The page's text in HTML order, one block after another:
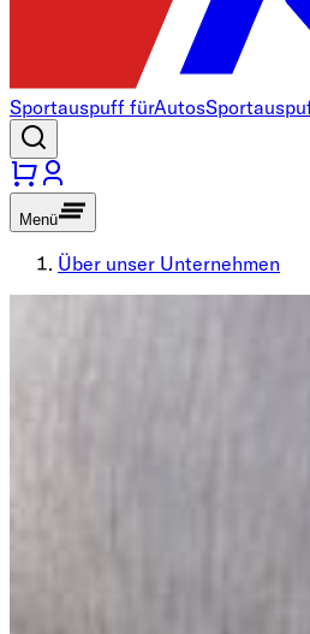
Sportauspuff fürAutos
Menü
Über unser Unternehmen